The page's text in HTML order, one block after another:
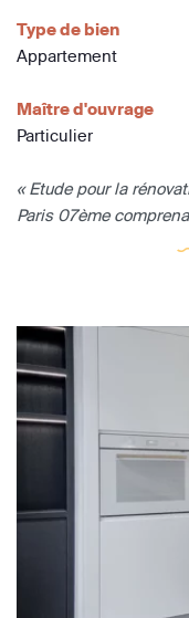
Type de bien
Appartement
Maître d'ouvrage
Particulier
« Etude pour la
Paris 07ème